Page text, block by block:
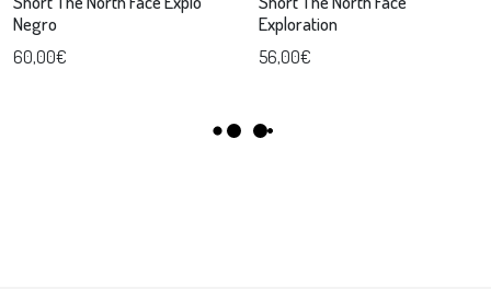
Negro
60,00€
Exploration
56,00€